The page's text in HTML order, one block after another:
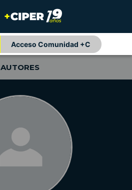
Acceso Comunidad +C
AUTORES